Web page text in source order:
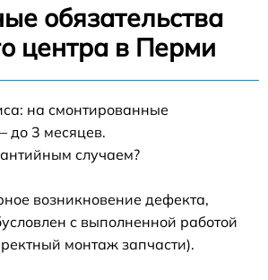
обязательства
центра в Перми
на смонтированные
до 3 месяцев.
случаем?
возникновение дефекта,
с выполненной работой
монтаж запчасти).